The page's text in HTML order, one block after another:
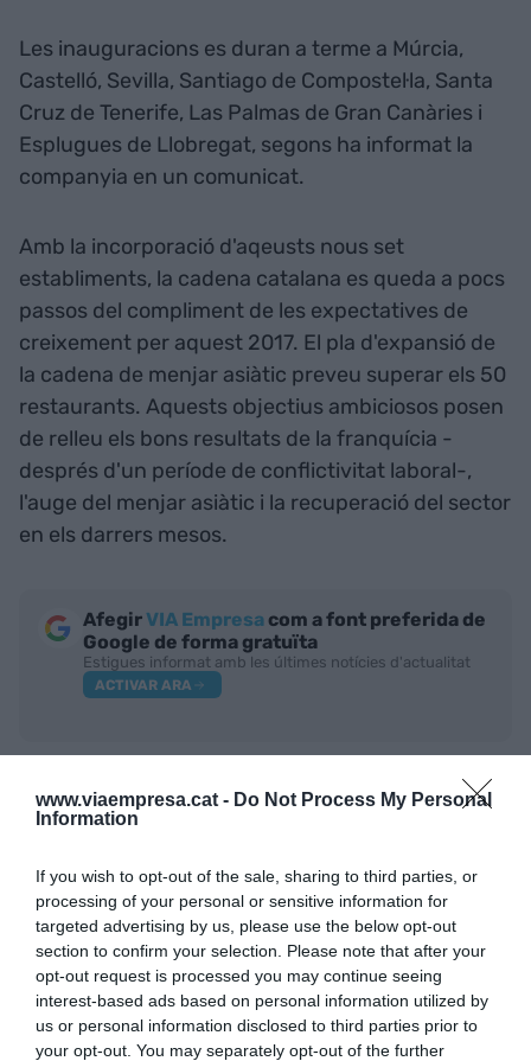
www.viaempresa.cat - Do Not Process My Personal
Information
If you wish to opt-out of the sale, sharing to third parties, or
processing of your personal or sensitive information for
targeted advertising by us, please use the below opt-out
section to confirm your selection. Please note that after your
opt-out request is processed you may continue seeing
interest-based ads based on personal information utilized by
us or personal information disclosed to third parties prior to
your opt-out. You may separately opt-out of the further
Les inauguracions es duran a terme a Múrcia,
Castelló, Sevilla, Santiago de Compostel·la, Santa
Cruz de Tenerife, Las Palmas de Gran Canàries i
Esplugues de Llobregat, segons ha informat la
companyia en un comunicat.
Amb la incorporació d'aqeusts nous set
establiments, la cadena catalana es queda a pocs
passos del compliment de les expectatives de
creixement per aquest 2017. El pla d'expansió de
la cadena de menjar asiàtic preveu superar els 50
restaurants. Aquests objectius ambiciosos posen
de relleu els bons resultats de la franquícia -
després d'un període de conflictivitat laboral-,
l'auge del menjar asiàtic i la recuperació del sector
en els darrers mesos.
AfegirVIA Empresa com a font preferida de
Google de forma gratuïta
Estigues informat amb les últimes notícies d'actualitat
ACTIVAR ARA
RELACIONADES